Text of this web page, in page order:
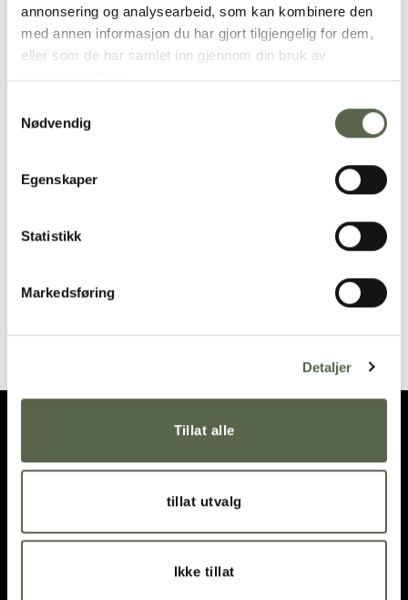
annonsering og analysearbeid, som kan kombinere den
med annen informasjon du har gjort tilgjengelig for dem,
eller som de har samlet inn gjennom din bruk av
tjenestene deres.
Nødvendig
Egenskaper
Statistikk
Markedsføring
Detaljer
Tillat alle
tillat utvalg
Ikke tillat
RELATED PRODUCTS
Teaspoon
235,00kr